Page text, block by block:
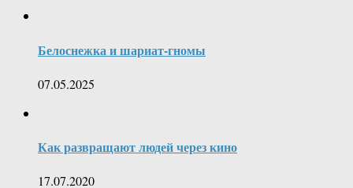
Белоснежка и шариат-гномы
07.05.2025
Как развращают людей через кино
17.07.2020